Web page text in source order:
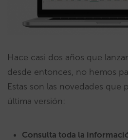
Hace casi dos años que
desde entonces, no hemos
Estas son las novedades que
última versión:
Consulta toda la